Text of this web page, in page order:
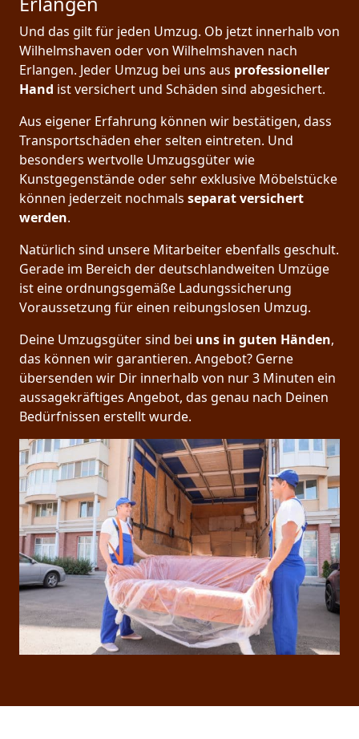
Und das gilt für jeden Umzug. Ob jetzt innerhalb von
Wilhelmshaven oder von Wilhelmshaven nach
Erlangen. Jeder Umzug bei uns aus professioneller
Hand ist versichert und Schäden sind abgesichert.
Aus eigener Erfahrung können wir bestätigen, dass
Transportschäden eher selten eintreten. Und
besonders wertvolle Umzugsgüter wie
Kunstgegenstände oder sehr exklusive Möbelstücke
können jederzeit nochmals separat versichert
werden.
Natürlich sind unsere Mitarbeiter ebenfalls geschult.
Gerade im Bereich der deutschlandweiten Umzüge
ist eine ordnungsgemäße Ladungssicherung
Voraussetzung für einen reibungslosen Umzug.
Deine Umzugsgüter sind bei uns in guten Händen,
das können wir garantieren. Angebot? Gerne
übersenden wir Dir innerhalb von nur 3 Minuten ein
aussagekräftiges Angebot, das genau nach Deinen
Bedürfnissen erstellt wurde.